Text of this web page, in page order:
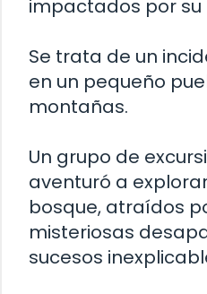
impactados por
Se trata de un
en un pequeño
montañas.
Un grupo de
aventuró a
bosque, atraídos
misteriosas
sucesos